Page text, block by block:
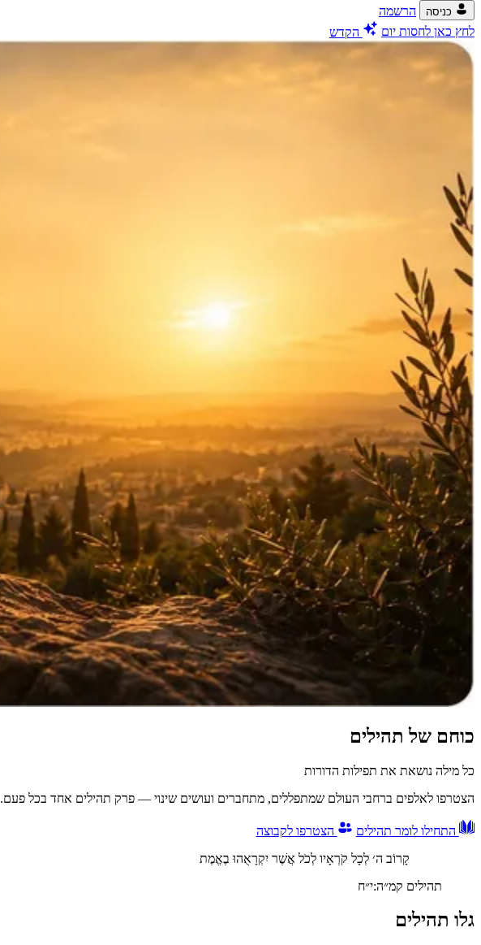
כניסה
הרשמה
לחץ כאן לחסות יום
הקדש
כוחם של תהילים
כל מילה נושאת את תפילות הדורות
הצטרפו לאלפים ברחבי העולם שמתפללים, מתחברים ועושים שינוי — פרק תהילים אחד בכל פעם.
התחילו לומר תהילים
הצטרפו לקבוצה
קָרוֹב ה׳ לְכָל קֹרְאָיו לְכֹל אֲשֶׁר יִקְרָאֻהוּ בֶאֱמֶת
תהילים קמ״ה:י״ח
גלו תהילים